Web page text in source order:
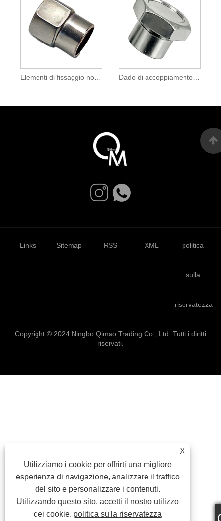
Elementi di fissaggio non standard per accessori automobilistici e motociclistici Dado di accoppiamento esagonale in acciaio con flangia per dispositivo di fissaggio filettato industriale
X
Utilizziamo i cookie per offrirti una migliore
esperienza di navigazione, analizzare il traffico
del sito e personalizzare i contenuti.
Utilizzando questo sito, accetti il ​​nostro utilizzo
dei cookie. politica sulla riservatezza
Links Sitemap RSS XML politica
sulla
riservatezza
Copyright © 2024 Ningbo Qimao Trading Co., Ltd. Tutti i diritti
riservati.